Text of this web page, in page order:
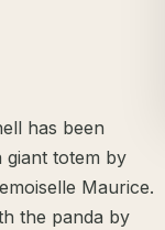
has been
giant totem by
Maurice.
the panda by